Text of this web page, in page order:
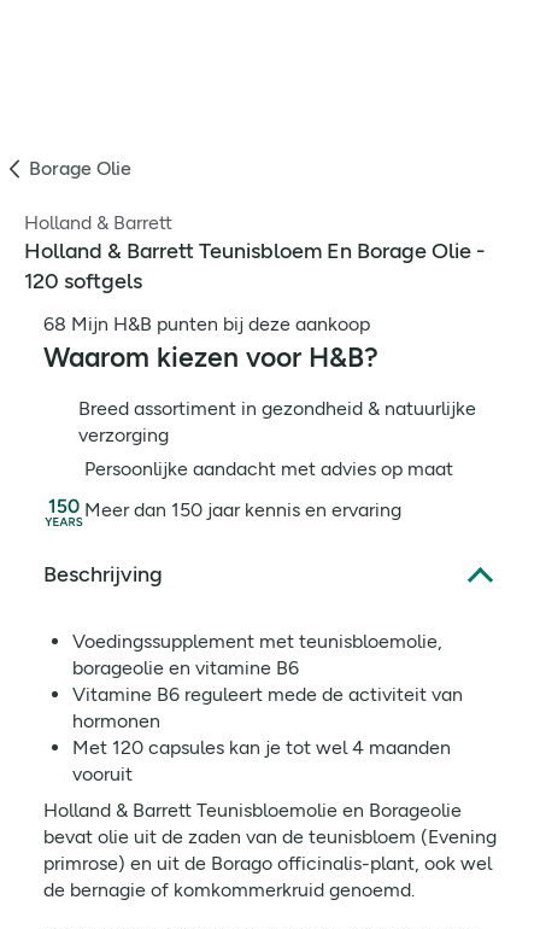
Borage Olie
Holland & Barrett
Holland & Barrett Teunisbloem En Borage Olie -
120 softgels
68 Mijn H&B punten bij deze aankoop
Waarom kiezen voor H&B?
Breed assortiment in gezondheid & natuurlijke
verzorging
Persoonlijke aandacht met advies op maat
Meer dan 150 jaar kennis en ervaring
Beschrijving
Voedingssupplement met teunisbloemolie,
borageolie en vitamine B6
Vitamine B6 reguleert mede de activiteit van
hormonen
Met 120 capsules kan je tot wel 4 maanden
vooruit
Holland & Barrett Teunisbloemolie en Borageolie
bevat olie uit de zaden van de teunisbloem (Evening
primrose) en uit de Borago officinalis-plant, ook wel
de bernagie of komkommerkruid genoemd.